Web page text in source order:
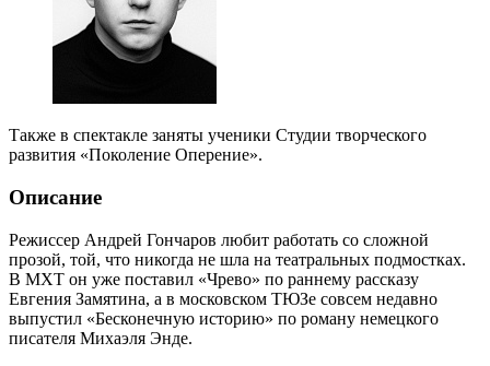
Также в спектакле заняты ученики Студии творческого
развития «Поколение Оперение».
Описание
Режиссер Андрей Гончаров любит работать со сложной
прозой, той, что никогда не шла на театральных подмостках.
В МХТ он уже поставил «Чрево» по раннему рассказу
Евгения Замятина, а в московском ТЮЗе совсем недавно
выпустил «Бесконечную историю» по роману немецкого
писателя Михаэля Энде.